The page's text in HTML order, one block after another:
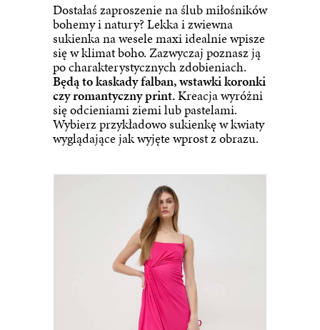
Dostałaś zaproszenie na ślub miłośników
bohemy i natury? Lekka i zwiewna
sukienka na wesele maxi idealnie wpisze
się w klimat boho. Zazwyczaj poznasz ją
po charakterystycznych zdobieniach.
Będą to kaskady falban, wstawki koronki
czy romantyczny print.Kreacja wyróżni
się odcieniami ziemi lub pastelami.
Wybierz przykładowo sukienkę w kwiaty
wyglądające jak wyjęte wprost z obrazu.